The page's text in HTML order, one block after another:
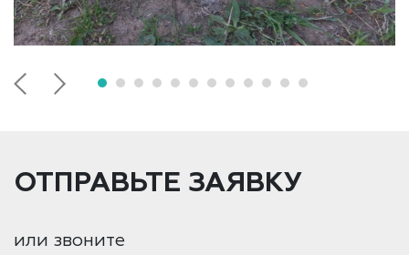
ОТПРАВЬТЕ ЗАЯВКУ
или звоните